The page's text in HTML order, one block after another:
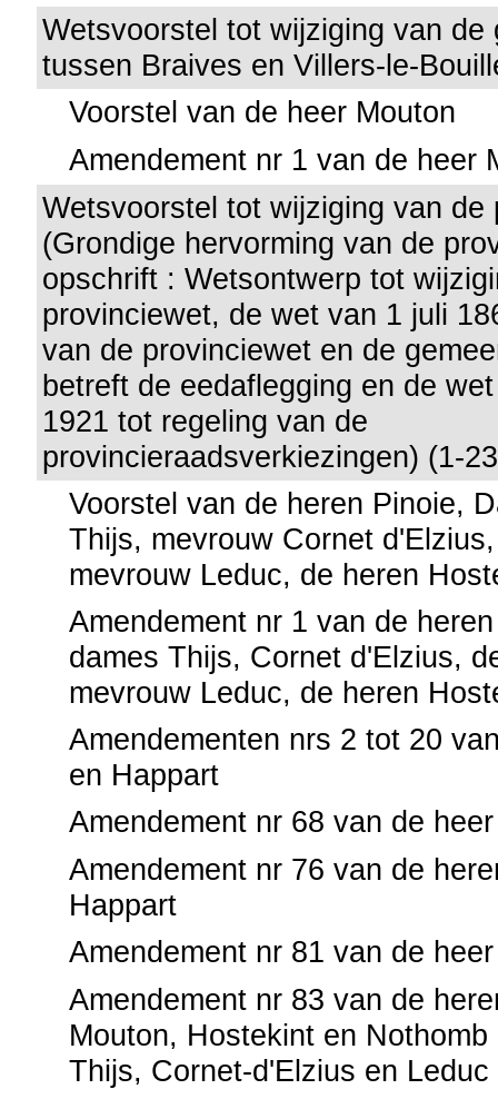
Wetsvoorstel tot wijziging van de
tussen Braives en Villers-le-
Voorstel van de heer Mouton
Amendement nr 1 van de heer
Wetsvoorstel tot wijziging van de
(Grondige hervorming van de
opschrift : Wetsontwerp tot
provinciewet, de wet van 1 juli
van de provinciewet en de
betreft de eedaflegging en de
1921 tot regeling van de
provincieraadsverkiezingen) (1-
Voorstel van de heren Pinoie,
Thijs, mevrouw Cornet
mevrouw Leduc, de heren
Amendement nr 1 van de
dames Thijs, Cornet d'Elzius,
mevrouw Leduc, de heren
Amendementen nrs 2 tot 20
en Happart
Amendement nr 68 van de
Amendement nr 76 van de
Happart
Amendement nr 81 van de
Amendement nr 83 van de
Mouton, Hostekint en
Thijs, Cornet-d'Elzius en Leduc